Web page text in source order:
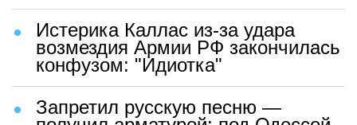
Истерика Каллас из-за удара
возмездия Армии РФ закончилась
конфузом: "Идиотка"
Запретил русскую песню —